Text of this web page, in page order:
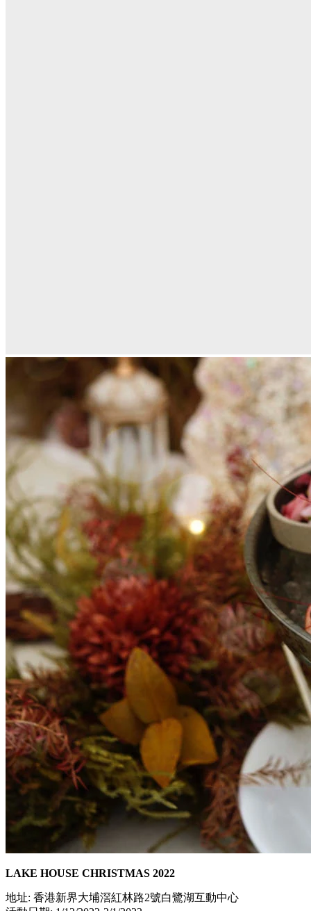
LAKE HOUSE CHRISTMAS 2022
地址: 香港新界大埔滘紅林路2號白鷺湖互動中心